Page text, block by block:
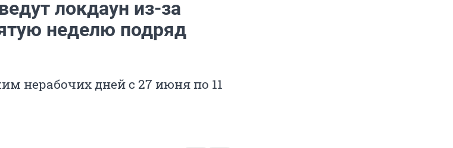
локдаун из-за
неделю подряд
нерабочих дней с 27 июня по 11